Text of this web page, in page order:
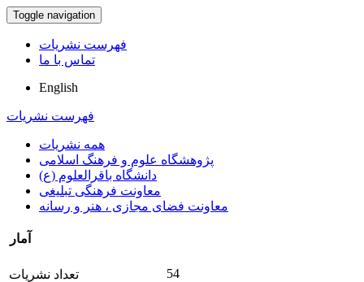
Toggle navigation
فهرست نشریات
تماس با ما
English
فهرست نشریات
همه نشریات
پژوهشگاه علوم و فرهنگ اسلامی
دانشگاه باقرالعلوم (ع)
معاونت فرهنگی تبلیغی
معاونت فضای مجازی ، هنر و رسانه
آمار
تعداد نشریات
54